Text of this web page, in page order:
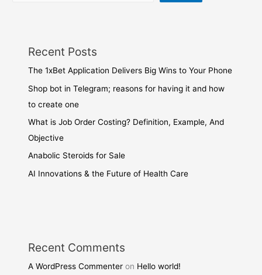
Recent Posts
The 1xBet Application Delivers Big Wins to Your Phone
Shop bot in Telegram; reasons for having it and how
to create one
What is Job Order Costing? Definition, Example, And
Objective
Anabolic Steroids for Sale
AI Innovations & the Future of Health Care
Recent Comments
A WordPress Commenter on Hello world!